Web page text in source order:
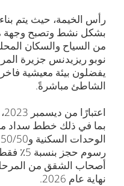
رأس الخيمة، حيث يتم
بشكل نشط وتصبح وجهة
من السياح والسكان
نوبو ريزيدنس جزيرة
يفضلون بيئة معيشية
الشاطئ مباشرةً.
رسوم
أصحاب الشقق من المرحلة
نهاية عام 2026.